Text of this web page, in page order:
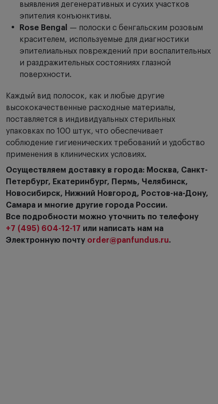
выявления дегенеративных и сухих участков
эпителия конъюнктивы.
Rose Bengal
— полоски с бенгальским розовым
красителем, используемые для диагностики
эпителиальных повреждений при воспалительных
и раздражительных состояниях глазной
поверхности.
Каждый вид полосок, как и любые другие
высококачественные расходные материалы,
поставляется в индивидуальных стерильных
упаковках по 100 штук, что обеспечивает
соблюдение гигиенических требований и удобство
применения в клинических условиях.
Осуществляем доставку в города: Москва, Санкт-
Петербург, Екатеринбург, Пермь, Челябинск,
Новосибирск, Нижний Новгород, Ростов-на-Дону,
Самара и многие другие города России.
Все подробности можно уточнить по телефону
+7 (495) 604-12-17 или написать нам на
Электронную почту order@panfundus.ru.